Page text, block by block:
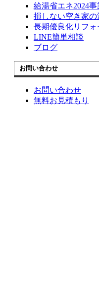
給湯省エネ2024事
損しない空き家
長期優良化リフォ
LINE簡単相談
ブログ
お問い合わせ
お問い合わせ
無料お見積もり